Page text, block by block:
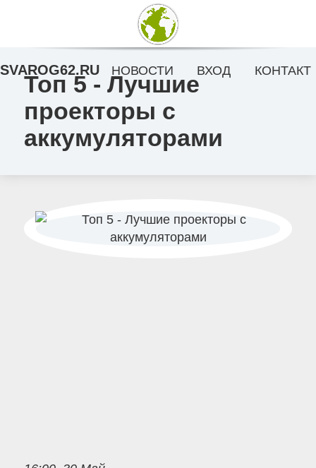
Топ 5 - Лучшие
проекторы с
аккумуляторами
SVAROG62.RU НОВОСТИ ВХОД КОНТАКТ